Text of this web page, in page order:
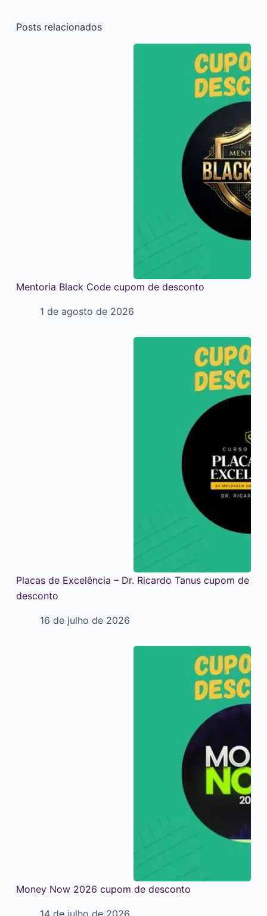
Posts relacionados
Mentoria Black Code cupom de desconto
1 de agosto de 2026
Placas de Excelência – Dr. Ricardo Tanus cupom de
desconto
16 de julho de 2026
Money Now 2026 cupom de desconto
14 de julho de 2026